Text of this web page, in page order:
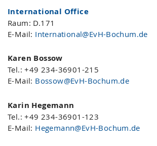
International Office
Raum: D.171
E-Mail: International@EvH-Bochum.de
Karen Bossow
Tel.: +49 234-36901-215
E-Mail: Bossow@EvH-Bochum.de
Karin Hegemann
Tel.: +49 234-36901-123
E-Mail: Hegemann@EvH-Bochum.de